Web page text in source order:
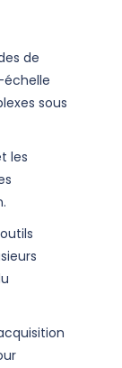
de
sous
les